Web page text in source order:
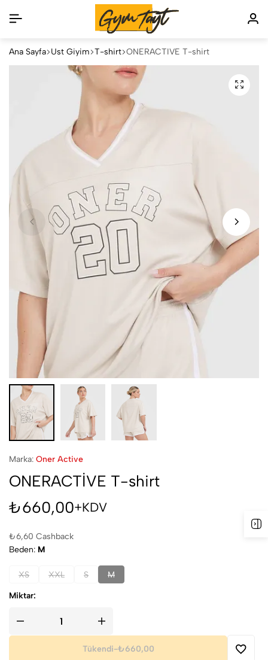
Ana Sayfa Üst Giyim T-shirt ONERACTİVE T-shirt
Marka: Oner Active
ONERACTİVE T-shirt
₺660,00+KDV
₺6,60 Cashback
Beden M
XS XXL S M
Miktar:
Tükendi-₺660,00